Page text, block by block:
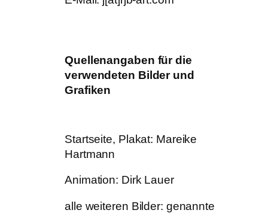
Quellenangaben für die
verwendeten Bilder und
Grafiken
Startseite, Plakat: Mareike
Hartmann
Animation: Dirk Lauer
alle weiteren Bilder: genannte